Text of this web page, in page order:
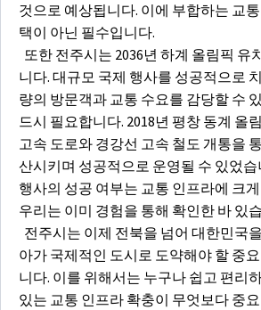
것으로 예상됩니다. 이에 부합하는 교
택이 아닌 필수입니다.
또한 전주시는 2036년 하계 올림픽 유
니다. 대규모 국제 행사를 성공적으로
량의 방문객과 교통 수요를 감당할 수
드시 필요합니다. 2018년 평창 동계 올
고속 도로와 경강선 고속 철도 개통을
산시키며 성공적으로 운영될 수 있었습
행사의 성공 여부는 교통 인프라에 크
우리는 이미 경험을 통해 확인한 바 있
전주시는 이제 전북을 넘어 대한민국
아가 국제적인 도시로 도약해야 할 중
니다. 이를 위해서는 누구나 쉽고 편리
있는 교통 인프라 확충이 무엇보다 중